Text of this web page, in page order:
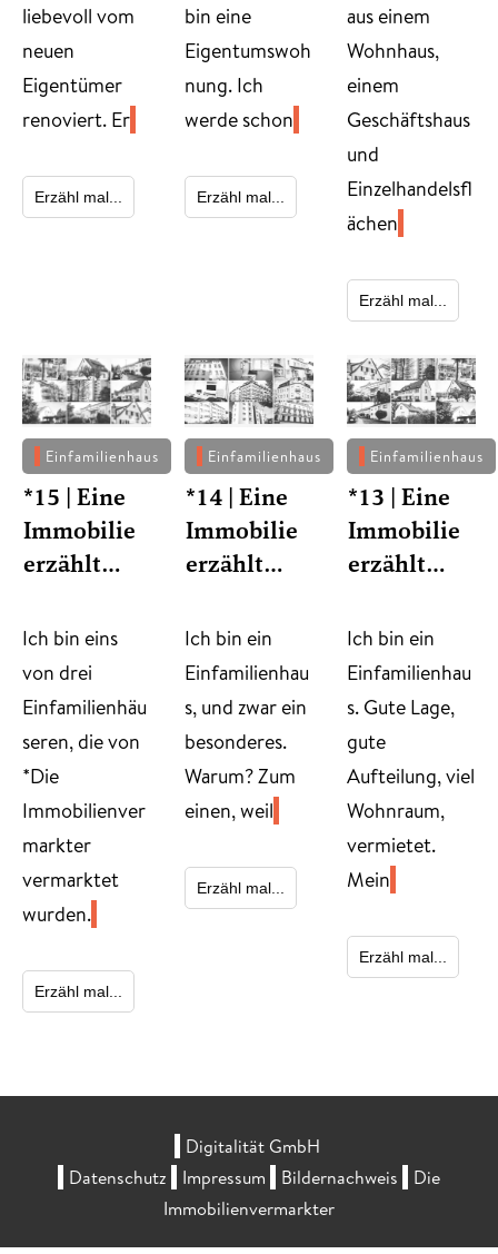
liebevoll vom
neuen
Eigentümer
renoviert. Er
Erzähl mal...
bin eine
Eigentumswoh
nung. Ich
werde schon
Erzähl mal...
aus einem
Wohnhaus,
einem
Geschäftshaus
und
Einzelhandelsfl
ächen
Erzähl mal...
Einfamilienhaus
*15 | Eine
Immobilie
erzählt…
​Ich bin eins
von drei
Einfamilienhäu
seren, die von
*Die
Immobilienver
markter
vermarktet
wurden.
Erzähl mal...
Einfamilienhaus
*14 | Eine
Immobilie
erzählt…
​Ich bin ein
Einfamilienhau
s, und zwar ein
besonderes.
Warum? Zum
einen, weil
Erzähl mal...
Einfamilienhaus
*13 | Eine
Immobilie
erzählt…
Ich bin ein
Einfamilienhau
s. Gute Lage,
gute
Aufteilung, viel
Wohnraum,
vermietet.
Mein
Erzähl mal...
Digitalität GmbH
Datenschutz
Impressum Bildernachweis
Die
Immobilienvermarkter